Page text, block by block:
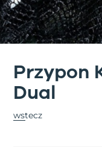
Przypon
Dual
wstecz